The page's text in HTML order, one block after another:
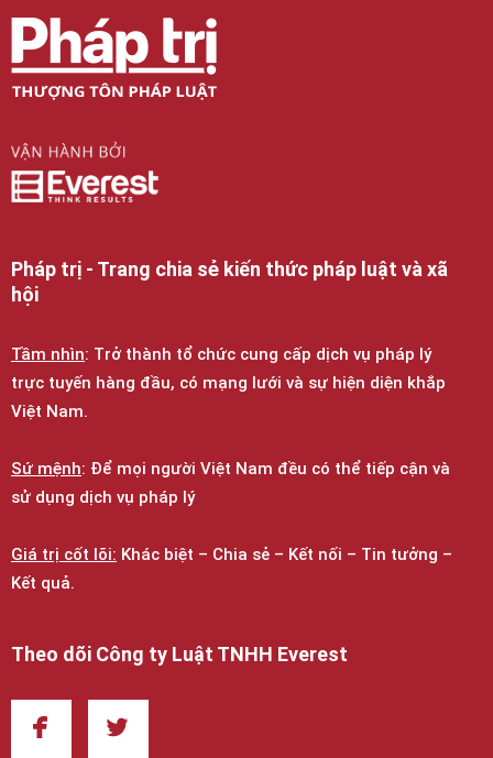
Pháp trị - Trang chia sẻ kiến thức pháp luật và xã
hội
Tầm nhìn: Trở thành tổ chức cung cấp dịch vụ pháp lý
trực tuyến hàng đầu, có mạng lưới và sự hiện diện khắp
Việt Nam.
Sứ mệnh: Để mọi người Việt Nam đều có thể tiếp cận và
sử dụng dịch vụ pháp lý
Giá trị cốt lõi: Khác biệt – Chia sẻ – Kết nối – Tin tưởng –
Kết quả.
Theo dõi Công ty Luật TNHH Everest